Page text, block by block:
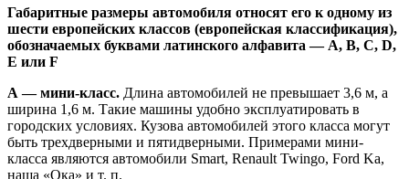
Габаритные размеры автомобиля относят его к одному из
шести европейских классов (европейская классификация),
обозначаемых буквами латинского алфавита — А, В, С, D,
E или F
А — мини-класс. Длина автомобилей не превышает 3,6 м, а
ширина 1,6 м. Такие машины удобно эксплуатировать в
городских условиях. Кузова автомобилей этого класса могут
быть трехдверными и пятидверными. Примерами мини-
класса являются автомобили Smart, Renault Twingo, Ford Ka,
наша «Ока» и т. п.